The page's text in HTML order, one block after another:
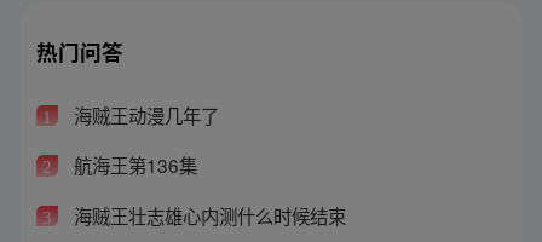
热门问答
1 海贼王动漫几年了
2 航海王第136集
3 海贼王壮志雄心内测什么时候结束